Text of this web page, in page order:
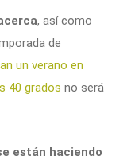
, así como
de
un verano en
40 grados no será
están haciendo